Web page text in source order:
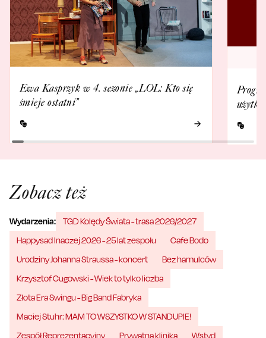
Ewa Kasprzyk w 4. sezonie „LOL: Kto się
śmieje ostatni”
Zobacz też
Wydarzenia:
TGD Kolędy Świata - trasa 2026/2027
Happysad Inaczej 2026 - 25 lat zespołu
Cafe Bodo
Urodziny Johanna Straussa - koncert
Bez hamulców
Krzysztof Cugowski - Wiek to tylko liczba
Złota Era Swingu - Big Band Fabryka
Maciej Stuhr: MAM TO WSZYSTKO W STANDUPIE!
Zespół Reprezentacyjny
Prywatna klinika Wstyd